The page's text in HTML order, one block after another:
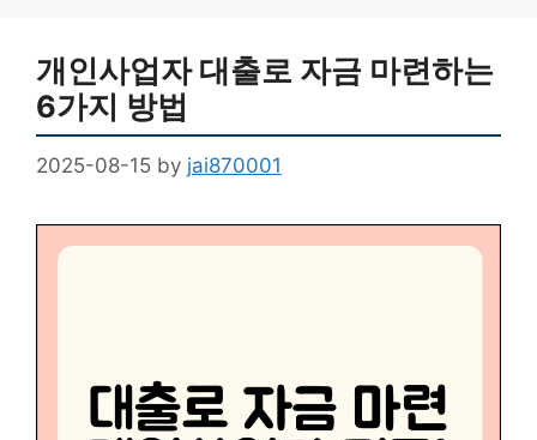
개인사업자 대출로 자금 마련하는
6가지 방법
2025-08-15 by jai870001